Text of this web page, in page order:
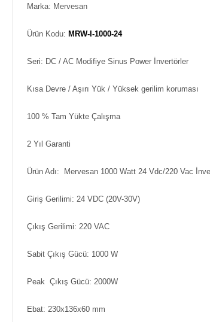
Marka: Mervesan
Ürün Kodu: MRW-I-1000-24
Seri: DC / AC Modifiye Sinus Power İnvertörler
Kısa Devre / Aşırı Yük / Yüksek gerilim koruması
100 % Tam Yükte Çalışma
2 Yıl Garanti
Ürün Adı: Mervesan 1000 Watt 24 Vdc/220 Vac
Giriş Gerilimi: 24 VDC (20V-30V)
Çıkış Gerilimi: 220 VAC
Sabit Çıkış Gücü: 1000 W
Peak Çıkış Gücü: 2000W
Ebat: 230x136x60 mm